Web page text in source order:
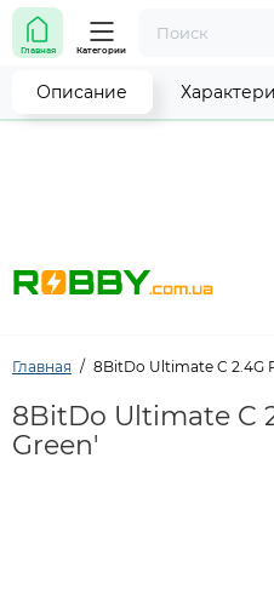
Внимание! Работа
Мы делаем всё
заказов как
Главная Категории
Главная 8BitDo Ultimate C 2.4G
8BitDo Ultimate C
Green'
Описание